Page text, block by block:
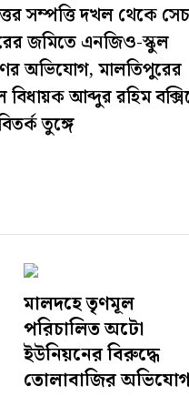
সম্পত্তি দখল থেকে
জমিতে এনজিও-স্কুল
অভিযোগ, মালতিপুরের
আব্দুর রহিম
তুঙ্গে
মালদহে তৃণমূল
পরিচালিত অটো
ইউনিয়নের বিরুদ্ধে
তোলাবাজির